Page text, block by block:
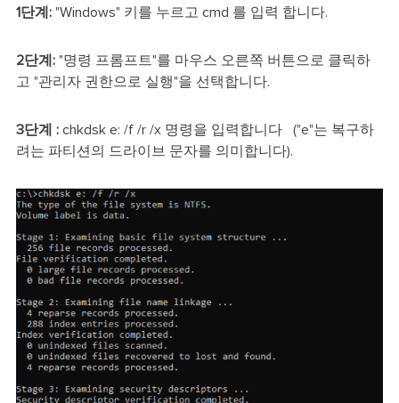
1단계: "Windows" 키를 누르고 cmd 를 입력 합니다.
2단계: "명령 프롬프트"를 마우스 오른쪽 버튼으로 클릭하
고 "관리자 권한으로 실행"을 선택합니다.
3단계 : chkdsk e: /f /r /x 명령을 입력합니다 ("e"는 복구하
려는 파티션의 드라이브 문자를 의미합니다).